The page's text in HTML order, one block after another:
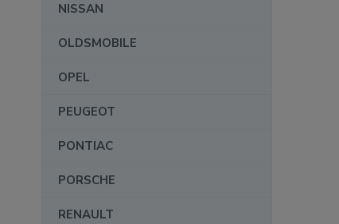
NISSAN
OLDSMOBILE
OPEL
PEUGEOT
PONTIAC
PORSCHE
RENAULT